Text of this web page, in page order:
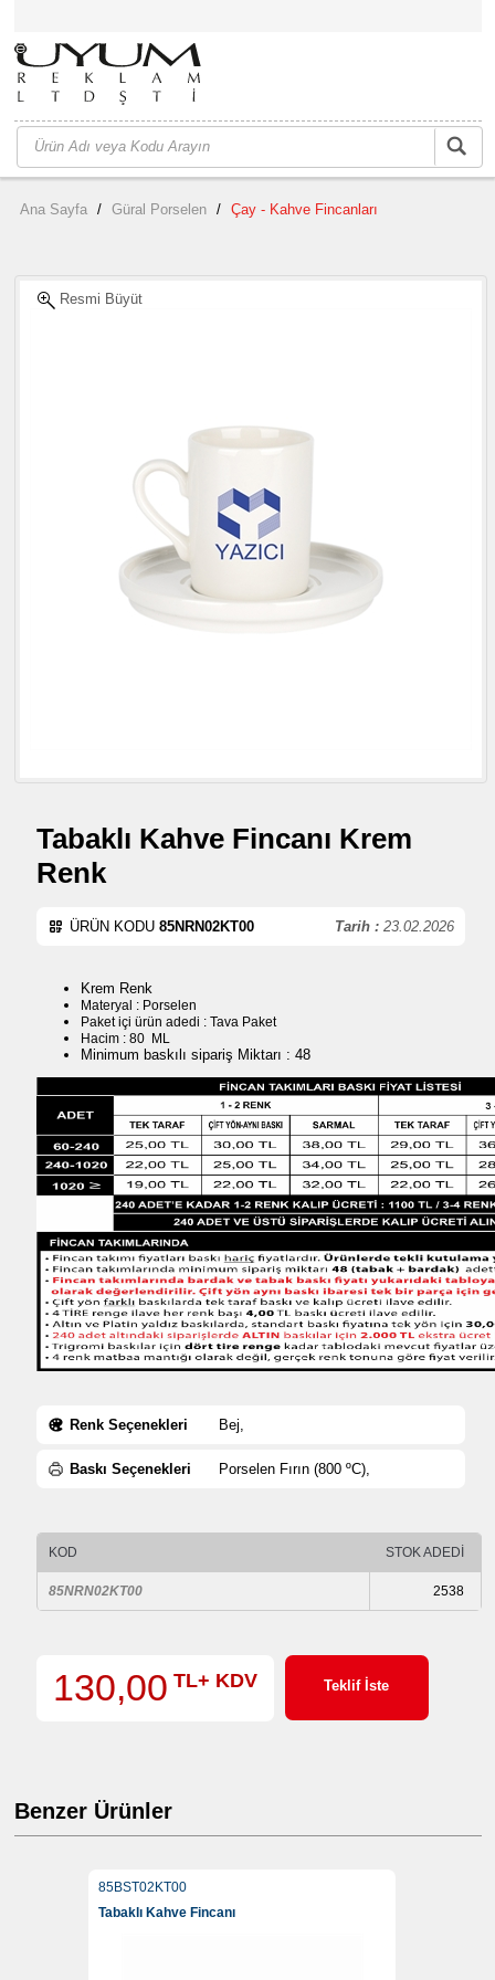
Ana Sayfa / Güral Porselen / Çay - Kahve Fincanları
Resmi Büyüt
Tabaklı Kahve Fincanı Krem
Renk
Tarih : 23.02.2026
ÜRÜN KODU 85NRN02KT00
Krem Renk
Materyal : Porselen
Paket içi ürün adedi : Tava Paket
Hacim : 80 ML
Minimum baskılı sipariş Miktarı : 48
Renk Seçenekleri Bej,
Baskı Seçenekleri Porselen Fırın (800 ºC),
KOD STOK ADEDİ
85NRN02KT00 2538
130,00 TL+ KDV Teklif İste
Benzer Ürünler
85BST02KT00
Tabaklı Kahve Fincanı